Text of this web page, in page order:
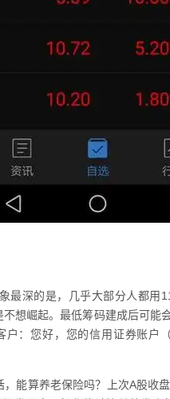
最深的是，几乎大部分人都用
想崛起。最低筹码建成后可能
：您好，您的信用证券账户
能算养老保险吗？上次A股收